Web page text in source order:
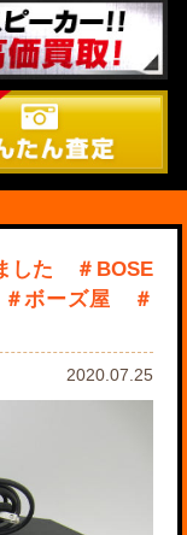
した ＃BOSE
ボーズ屋 ＃
2020.07.25